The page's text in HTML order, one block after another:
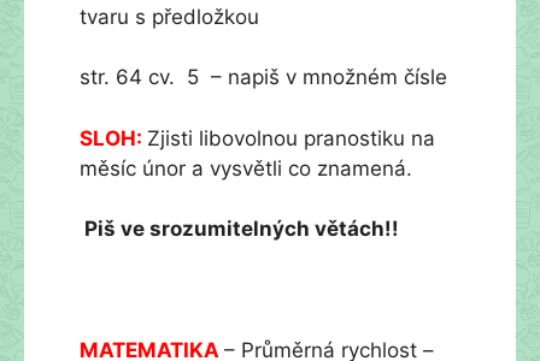
tvaru s předložkou
str. 64 cv. 5 – napiš v množném čísle
SLOH: Zjisti libovolnou pranostiku na
měsíc únor a vysvětli co znamená.
Piš ve srozumitelných větách!!
MATEMATIKA – Průměrná rychlost –